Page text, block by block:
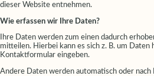
dieser Website entnehmen.
Wie erfassen wir Ihre Daten?
Ihre Daten werden zum einen dadurch
mitteilen. Hierbei kann es sich z. B. um Daten
Kontaktformular eingeben.
Andere Daten werden automatisch oder